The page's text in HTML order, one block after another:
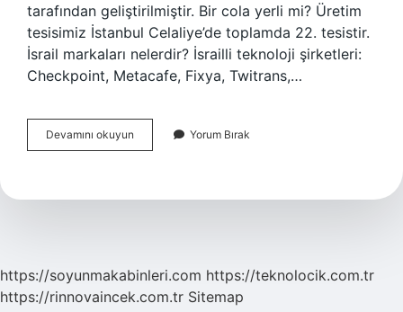
tarafından geliştirilmiştir. Bir cola yerli mi? Üretim
tesisimiz İstanbul Celaliye’de toplamda 22. tesistir.
İsrail markaları nelerdir? İsrailli teknoloji şirketleri:
Checkpoint, Metacafe, Fixya, Twitrans,…
Devamını okuyun
Nerenin
Yorum Bırak
https://soyunmakabinleri.com https://teknolocik.com.tr
https://rinnovaincek.com.tr Sitemap